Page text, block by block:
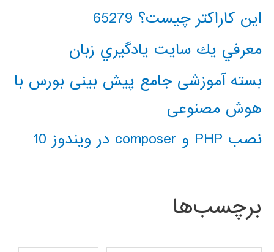
این کاراکتر چیست؟ 65279
معرفي يك سايت يادگيري زبان
بسته آموزشی جامع پیش بینی بورس با
هوش مصنوعی
نصب PHP و composer در ویندوز 10
برچسب‌ها